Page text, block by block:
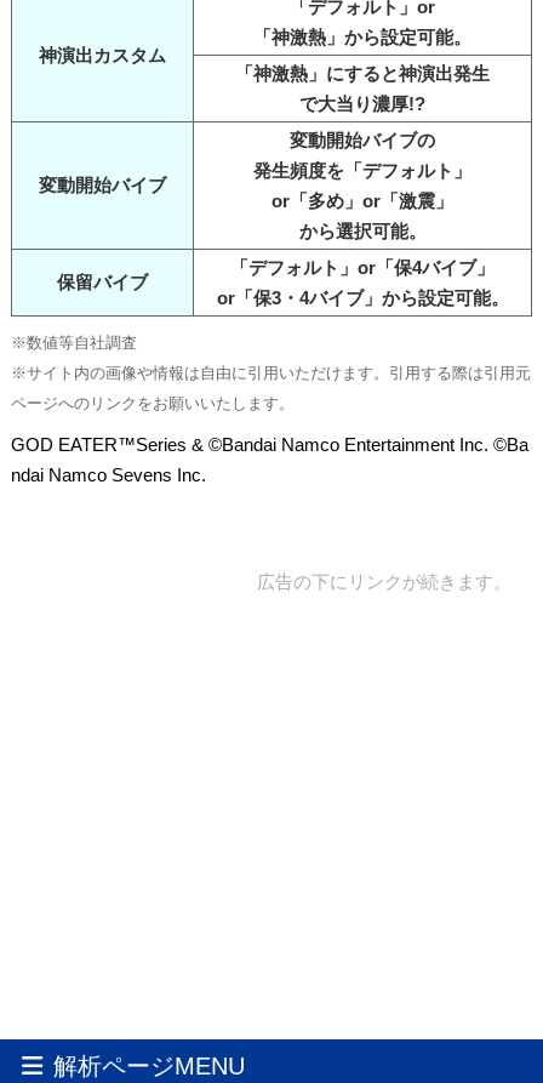
神演出カスタム
「デフォルト」or
「神激熱」から設定可能。
「神激熱」にすると神演出発生
で大当り濃厚!?
変動開始バイブ
変動開始バイブの
発生頻度を「デフォルト」
or「多め」or「激震」
から選択可能。
保留バイブ
「デフォルト」or「保4バイブ」
or「保3・4バイブ」から設定可能。
※数値等自社調査
※サイト内の画像や情報は自由に引用いただけます。引用する際は引用元
ページへのリンクをお願いいたします。
GOD EATER™Series & ©Bandai Namco Entertainment Inc. ©Ba
ndai Namco Sevens Inc.
広告の下にリンクが続きます。
解析ページMENU